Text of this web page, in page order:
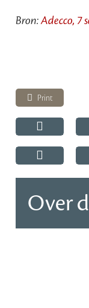
Bron:Adecco, 7
Print
Over